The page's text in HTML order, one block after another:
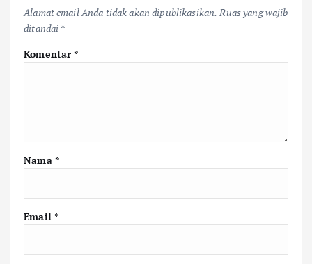
Alamat email Anda tidak akan dipublikasikan. Ruas yang wajib
ditandai *
Komentar*
Nama *
Email *